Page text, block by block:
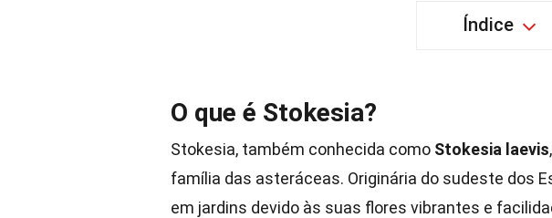
Índice
O que é Stokesia?
Stokesia, também conhecida como Stokesia laevis
família das asteráceas. Originária do sudeste dos
em jardins devido às suas flores vibrantes e